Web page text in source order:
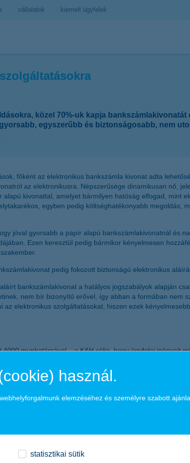
vállalatok kiemelt ügyfelek
közel 70%-uk kapja
egyszerűbb és biztonságosabb, nem
főként az elektronikus bankszámla kivonat adta
az elektronikusra. Népszerűsége dinamikusan nő,
kivonattal, amelyet bármilyen hatóság elfogad, mint
egyben pedig költséghatékonyabb megoldás,
jóval gyorsabb a papír alapú bankszámlakivonatnál és
Ezen keresztül pedig bármikor kényelmesen
pedig fokozott biztonságú elektronikus
bankszámlakivonat a hatályos jogszabályok alapján
nem bír bizonyító erővel, így abban a formában nem
elektronikus szolgáltatásokat, hiszen ezek
munkatársával – a K&H célja, hogy ügyfelei igényeit
állománnyal segíti háztartások, kisvállalkozások,
rendelkezett 2015. március 31-én. A cégcsoport teljes
használ.
elemzéséhez és személyre szabott
statisztikai sütik